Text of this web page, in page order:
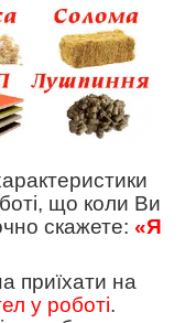
що коли Ви
скажете: «Я
приїхати на
у роботі.